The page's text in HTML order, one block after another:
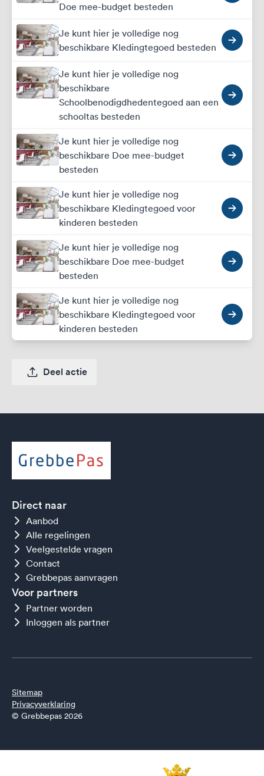
Doe mee-budget besteden
Je kunt hier je volledige nog
beschikbare Kledingtegoed besteden
Je kunt hier je volledige nog
beschikbare
Schoolbenodigdhedentegoed aan een
schooltas besteden
Je kunt hier je volledige nog
beschikbare Doe mee-budget
besteden
Je kunt hier je volledige nog
beschikbare Kledingtegoed voor
kinderen besteden
Je kunt hier je volledige nog
beschikbare Doe mee-budget
besteden
Je kunt hier je volledige nog
beschikbare Kledingtegoed voor
kinderen besteden
Deel actie
Direct naar
Aanbod
Alle regelingen
Veelgestelde vragen
Contact
Grebbepas aanvragen
Voor partners
Partner worden
Inloggen als partner
Sitemap
Privacyverklaring
© Grebbepas 2026